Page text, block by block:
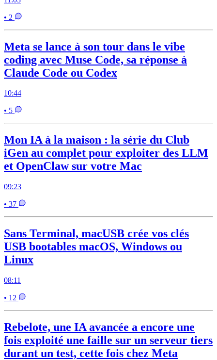
• 2
Meta se lance à son tour dans le vibe
coding avec Muse Code, sa réponse à
Claude Code ou Codex
10:44
• 5
Mon IA à la maison : la série du Club
iGen au complet pour exploiter des LLM
et OpenClaw sur votre Mac
09:23
• 37
Sans Terminal, macUSB crée vos clés
USB bootables macOS, Windows ou
Linux
08:11
• 12
Rebelote, une IA avancée a encore une
fois exploité une faille sur un serveur tiers
durant un test, cette fois chez Meta